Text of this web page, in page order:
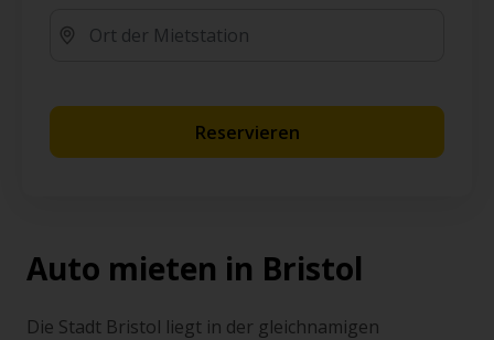
Reservieren
Auto mieten in Bristol
Die Stadt Bristol liegt in der gleichnamigen